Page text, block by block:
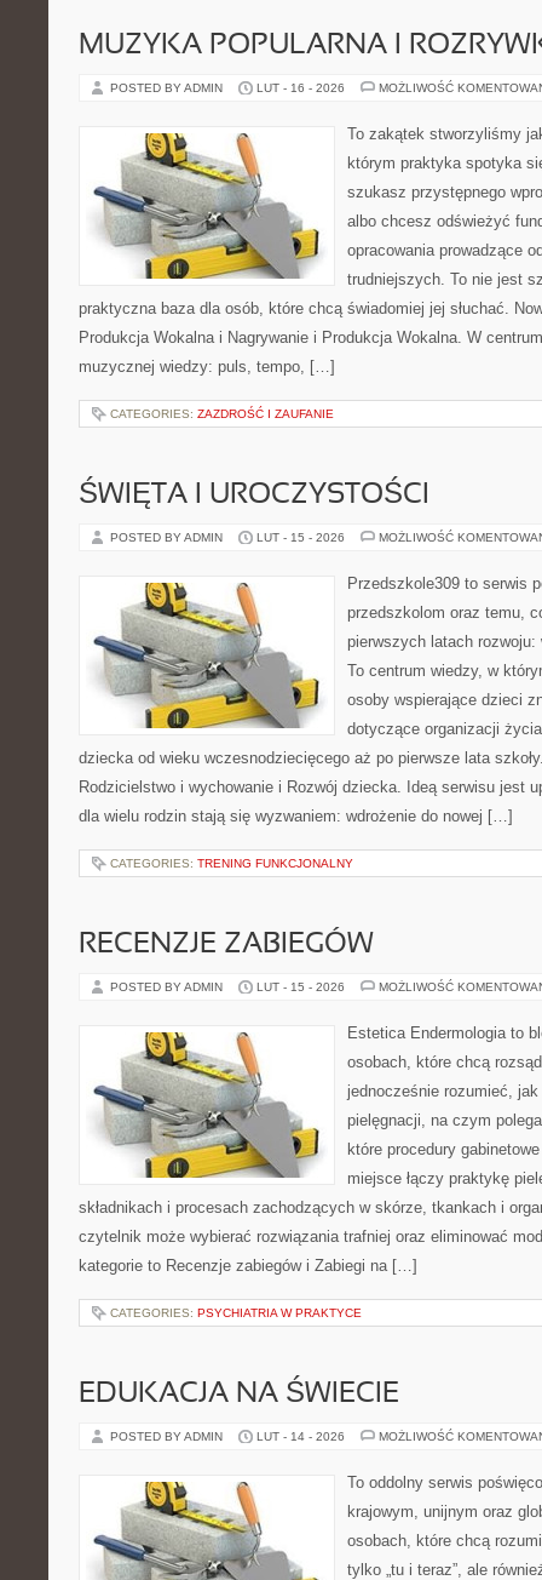
MUZYKA POPULARNA I
POSTED BY ADMIN LUT - 16 - 2026 MOŻLIWOŚĆ
To zakątek stworzyliśmy
którym praktyka spotyka
szukasz przystępnego
albo chcesz odświeżyć
opracowania prowadzące
trudniejszych. To nie jest
praktyczna baza dla osób, które chcą świadomiej jej słuchać.
Produkcja Wokalna i Nagrywanie i Produkcja Wokalna. W
muzycznej wiedzy: puls, tempo, […]
CATEGORIES: ZAZDROŚĆ I ZAUFANIE
ŚWIĘTA I UROCZYSTOŚCI
POSTED BY ADMIN LUT - 15 - 2026 MOŻLIWOŚĆ
Przedszkole309 to serwis
przedszkolom oraz temu,
pierwszych latach
To centrum wiedzy, w
osoby wspierające dzieci
dotyczące organizacji
dziecka od wieku wczesnodziecięcego aż po pierwsze lata
Rodzicielstwo i wychowanie i Rozwój dziecka. Ideą serwisu jest
dla wielu rodzin stają się wyzwaniem: wdrożenie do nowej […]
CATEGORIES: TRENING FUNKCJONALNY
RECENZJE ZABIEGÓW
POSTED BY ADMIN LUT - 15 - 2026 MOŻLIWOŚĆ
Estetica Endermologia to
osobach, które chcą
jednocześnie rozumieć, jak
pielęgnacji, na czym
które procedury
miejsce łączy praktykę
składnikach i procesach zachodzących w skórze, tkankach i
czytelnik może wybierać rozwiązania trafniej oraz eliminować
kategorie to Recenzje zabiegów i Zabiegi na […]
CATEGORIES: PSYCHIATRIA W PRAKTYCE
EDUKACJA NA ŚWIECIE
POSTED BY ADMIN LUT - 14 - 2026 MOŻLIWOŚĆ
To oddolny serwis
krajowym, unijnym oraz
osobach, które chcą
tylko „tu i teraz”, ale